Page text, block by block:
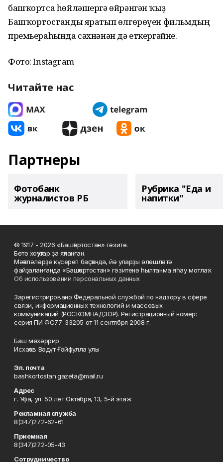
башҡортса һөйләшергә өйрәнгән ҡыҙ
Башҡортостанды яратып өлгөрөүен фильмдың
премьераһында сәхнәнән дә еткергәйне.
Фото: Instagram
Читайте нас
Партнеры
Фотобанк
журналистов РБ
Рубрика "Еда и
напитки"
© 1917 - 2026 «Башҡортостан» гәзите.
Бөтә хоҡуҡтар ҙа яҡланған.
Мәҡәләләрҙе күсереп баҫҡанда, йә уларҙы өлөшләтә
файҙаланғанда «Башҡортостан» гәзитенә һылтанма яһау мотлаҡ.
Об использовании персональных данных
Зарегистрировано Федеральной службой по надзору в сфере
связи, информационных технологий и массовых
коммуникаций (РОСКОМНАДЗОР). Регистрационный номер:
серия ПИ ФС77-33205 от 11 сентября 2008 г.
Баш мөхәррир
Исхаҡов Вәдүт Ғәйфулла улы
Эл. почта
bashkortostan.gazeta@mail.ru
Адрес
г. Уфа, ул. 50 лет Октября, 13, 5-й этаж
Рекламная служба
8(347)272-62-61
Приемная
8(347)272-05-43
Сотрудничество